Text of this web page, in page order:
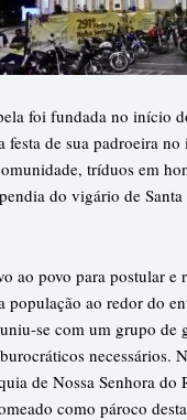
foi fundada no início
de sua padroeira
tríduos em
do vigário de
ao povo para postular
ao redor do
se com um grupo
necessários.
de Nossa Senhora
como pároco